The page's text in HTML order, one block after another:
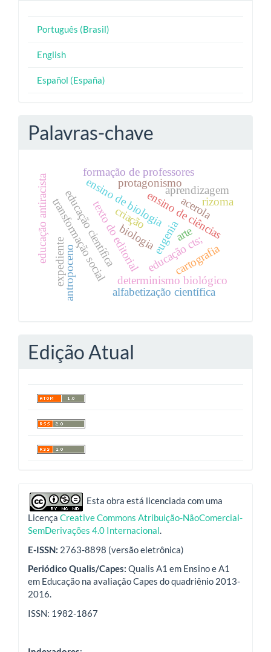
Português (Brasil)
English
Español (España)
Palavras-chave
texto do editorial eugenia
ensino de biologia
determinismo biológico
alfabetização científica
transformação social
antropoceno
expediente educação cts;
ensino de ciências
educação científica
educação antiracista
formação de professores
protagonismo
biologia
aprendizagem
cartografia
acerolarizoma
arte
criação
Edição Atual
indexadoresEsta obra está licenciada com uma
Licença Creative Commons Atribuição-NãoComercial-
SemDerivações 4.0 Internacional.
E-ISSN: 2763-8898 (versão eletrônica)
Periódico Qualis/Capes: Qualis A1 em Ensino e A1
em Educação na avaliação Capes do quadriênio 2013-
2016.
ISSN: 1982-1867